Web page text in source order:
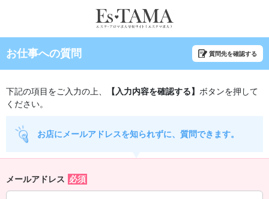
お仕事への質問 質問先を確認する
下記の項目をご入力の上、 【入力内容を確認する】 ボタンを押して
ください。
お店にメールアドレスを知られずに、質問できます。
メールアドレス